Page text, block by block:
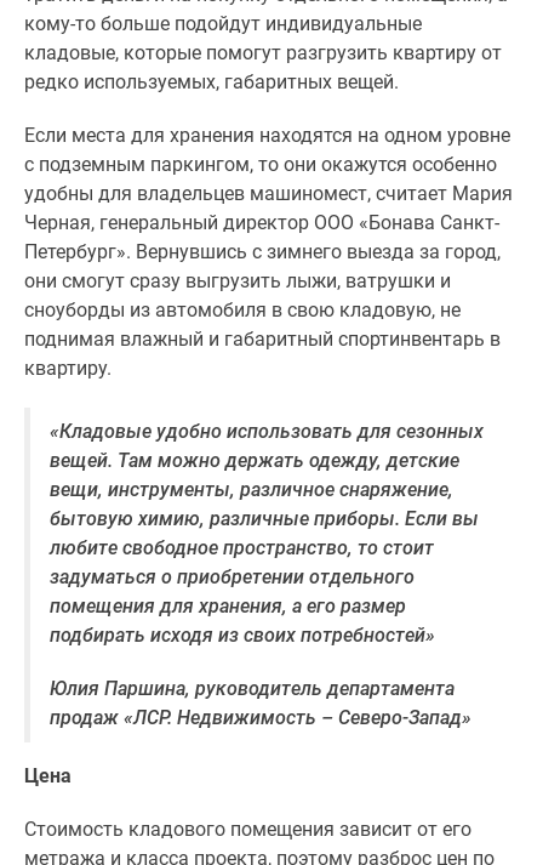
Строящиеся
коттеджные
поселки
поселки
леса
Коттеджные
поселки
водоема
Коттеджные
поселки
ипотеку
Бизнес-
центры
Коттеджи
Траншевая
ипотека
Скидки
Рассрочка
кому-то больше подойдут индивидуальные
кладовые, которые помогут разгрузить квартиру от
редко используемых, габаритных вещей.
Если места для хранения находятся на одном уровне
с подземным паркингом, то они окажутся особенно
удобны для владельцев машиномест, считает Мария
Черная, генеральный директор ООО «Бонава Санкт-
Петербург». Вернувшись с зимнего выезда за город,
они смогут сразу выгрузить лыжи, ватрушки и
сноуборды из автомобиля в свою кладовую, не
поднимая влажный и габаритный спортинвентарь в
квартиру.
«Кладовые удобно использовать для сезонных
вещей. Там можно держать одежду, детские
вещи, инструменты, различное снаряжение,
бытовую химию, различные приборы. Если вы
любите свободное пространство, то стоит
задуматься о приобретении отдельного
помещения для хранения, а его размер
подбирать исходя из своих потребностей»
Юлия Паршина, руководитель департамента
продаж «ЛСР. Недвижимость – Северо-Запад»
Цена
Стоимость кладового помещения зависит от его
метража и класса проекта, поэтому разброс цен по